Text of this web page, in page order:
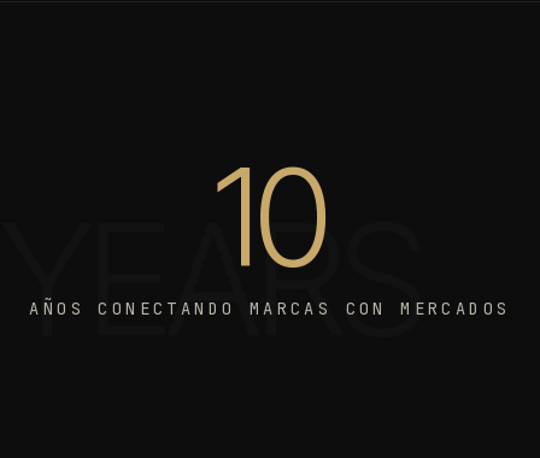
YEARS
10
AÑOS CONECTANDO MARCAS CON MERCADOS